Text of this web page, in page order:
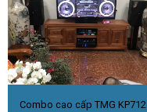
Combo cao cấp TMG KP712